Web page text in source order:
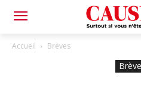
Accueil Brèves